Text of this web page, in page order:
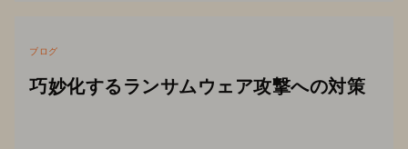
ブログ
巧妙化するランサムウェア攻撃への対策